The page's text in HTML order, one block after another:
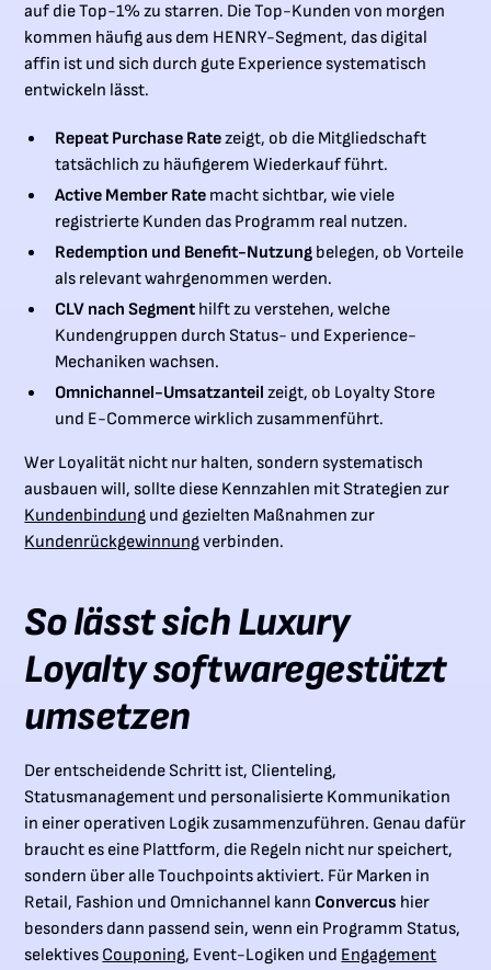
auf die Top-1% zu starren. Die Top-Kunden von morgen
kommen häufig aus dem HENRY-Segment, das digital
affin ist und sich durch gute Experience systematisch
entwickeln lässt.
Repeat Purchase Ratezeigt, ob die Mitgliedschaft
tatsächlich zu häufigerem Wiederkauf führt.
Active Member Rate macht sichtbar, wie viele
registrierte Kunden das Programm real nutzen.
Redemption und Benefit-Nutzung belegen, ob Vorteile
als relevant wahrgenommen werden.
CLV nach Segment hilft zu verstehen, welche
Kundengruppen durch Status- und Experience-
Mechaniken wachsen.
Omnichannel-Umsatzanteil zeigt, ob Loyalty Store
und E-Commerce wirklich zusammenführt.
Wer Loyalität nicht nur halten, sondern systematisch
ausbauen will, sollte diese Kennzahlen mit Strategien zur
Kundenbindung und gezielten Maßnahmen zur
Kundenrückgewinnungverbinden.
So lässt sich Luxury
Loyalty softwaregestützt
umsetzen
Der entscheidende Schritt ist, Clienteling,
Statusmanagement und personalisierte Kommunikation
in einer operativen Logik zusammenzuführen. Genau dafür
braucht es eine Plattform, die Regeln nicht nur speichert,
sondern über alle Touchpoints aktiviert. Für Marken in
Retail, Fashion und Omnichannel kann Convercus hier
besonders dann passend sein, wenn ein Programm Status,
selektives Couponing, Event-Logiken und Engagement